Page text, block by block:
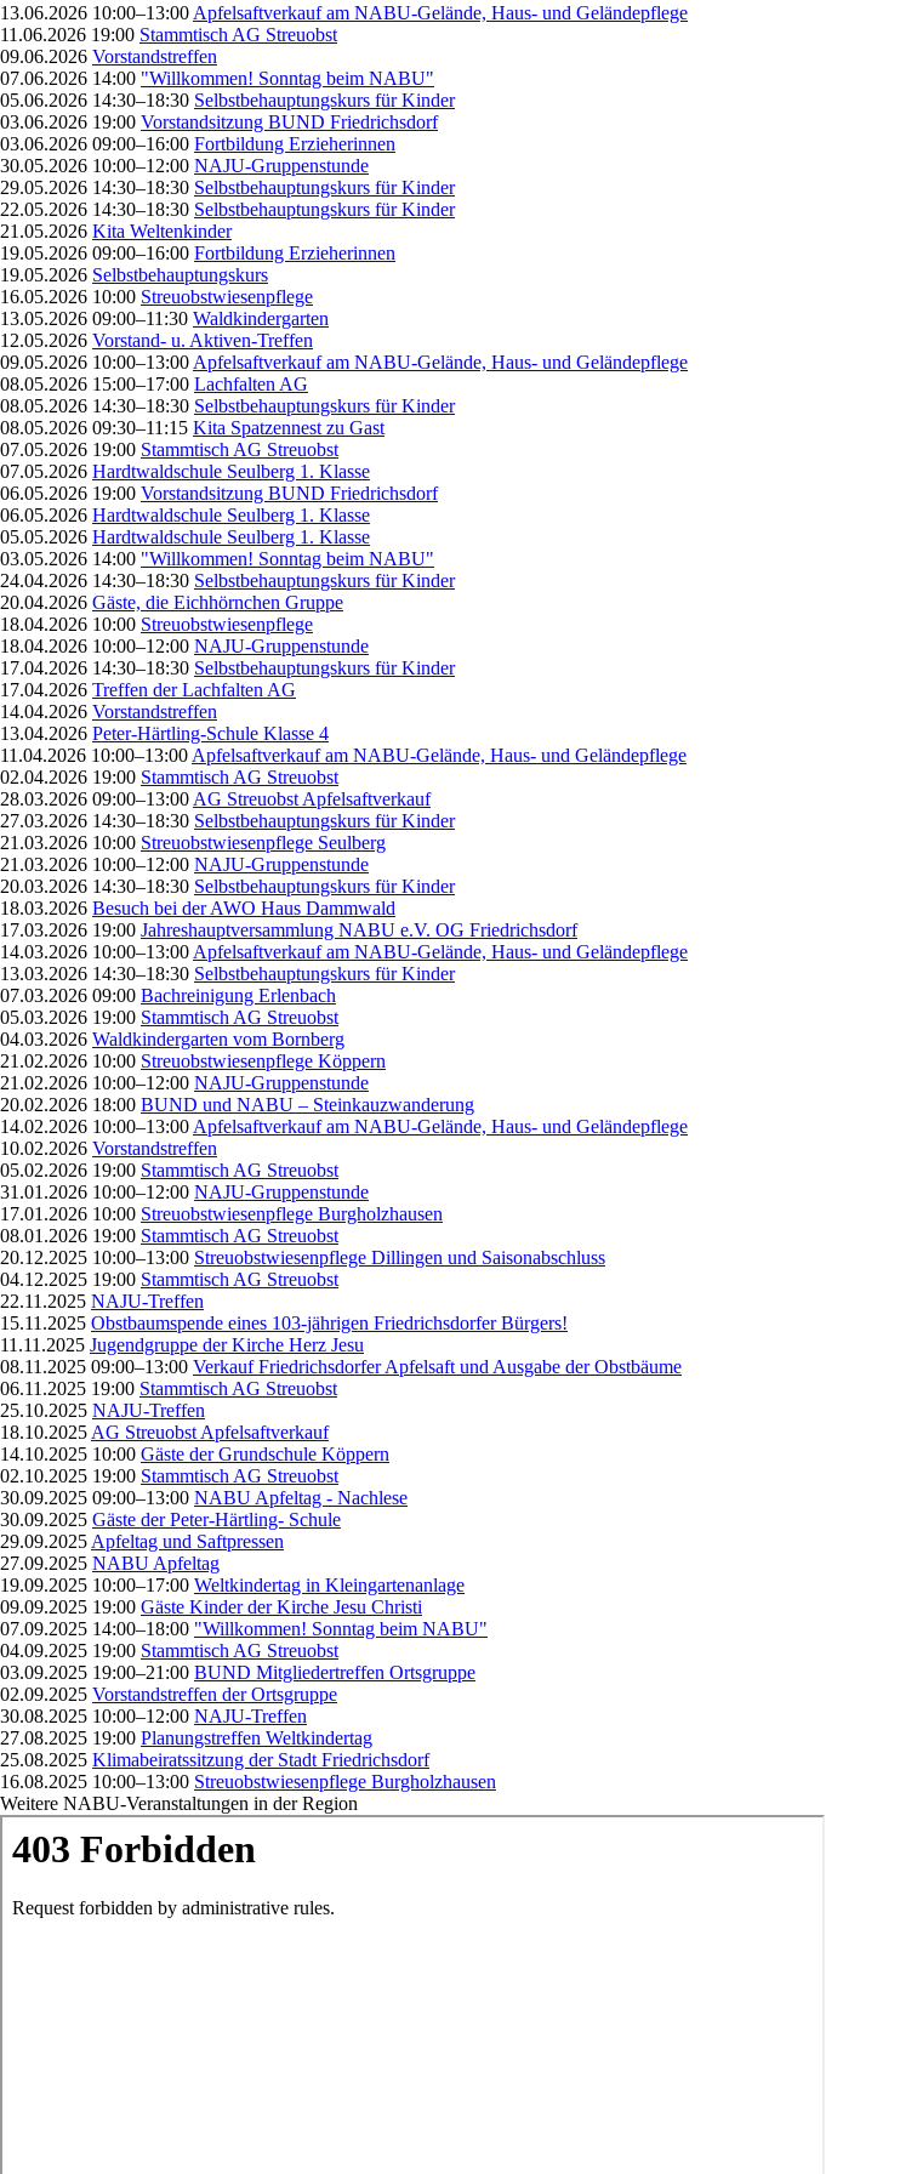
13.06.2026 10:00–13:00 Apfelsaftverkauf am NABU-Gelände, Haus- und Geländepflege
11.06.2026 19:00 Stammtisch AG Streuobst
09.06.2026 Vorstandstreffen
07.06.2026 14:00 "Willkommen! Sonntag beim NABU"
05.06.2026 14:30–18:30 Selbstbehauptungskurs für Kinder
03.06.2026 19:00 Vorstandsitzung BUND Friedrichsdorf
03.06.2026 09:00–16:00 Fortbildung Erzieherinnen
30.05.2026 10:00–12:00 NAJU-Gruppenstunde
29.05.2026 14:30–18:30 Selbstbehauptungskurs für Kinder
22.05.2026 14:30–18:30 Selbstbehauptungskurs für Kinder
21.05.2026 Kita Weltenkinder
19.05.2026 09:00–16:00 Fortbildung Erzieherinnen
19.05.2026 Selbstbehauptungskurs
16.05.2026 10:00 Streuobstwiesenpflege
13.05.2026 09:00–11:30 Waldkindergarten
12.05.2026 Vorstand- u. Aktiven-Treffen
09.05.2026 10:00–13:00 Apfelsaftverkauf am NABU-Gelände, Haus- und Geländepflege
08.05.2026 15:00–17:00 Lachfalten AG
08.05.2026 14:30–18:30 Selbstbehauptungskurs für Kinder
08.05.2026 09:30–11:15 Kita Spatzennest zu Gast
07.05.2026 19:00 Stammtisch AG Streuobst
07.05.2026 Hardtwaldschule Seulberg 1. Klasse
06.05.2026 19:00 Vorstandsitzung BUND Friedrichsdorf
06.05.2026 Hardtwaldschule Seulberg 1. Klasse
05.05.2026 Hardtwaldschule Seulberg 1. Klasse
03.05.2026 14:00 "Willkommen! Sonntag beim NABU"
24.04.2026 14:30–18:30 Selbstbehauptungskurs für Kinder
20.04.2026 Gäste, die Eichhörnchen Gruppe
18.04.2026 10:00 Streuobstwiesenpflege
18.04.2026 10:00–12:00 NAJU-Gruppenstunde
17.04.2026 14:30–18:30 Selbstbehauptungskurs für Kinder
17.04.2026 Treffen der Lachfalten AG
14.04.2026 Vorstandstreffen
13.04.2026 Peter-Härtling-Schule Klasse 4
11.04.2026 10:00–13:00 Apfelsaftverkauf am NABU-Gelände, Haus- und Geländepflege
02.04.2026 19:00 Stammtisch AG Streuobst
28.03.2026 09:00–13:00 AG Streuobst Apfelsaftverkauf
27.03.2026 14:30–18:30 Selbstbehauptungskurs für Kinder
21.03.2026 10:00 Streuobstwiesenpflege Seulberg
21.03.2026 10:00–12:00 NAJU-Gruppenstunde
20.03.2026 14:30–18:30 Selbstbehauptungskurs für Kinder
18.03.2026 Besuch bei der AWO Haus Dammwald
17.03.2026 19:00 Jahreshauptversammlung NABU e.V. OG Friedrichsdorf
14.03.2026 10:00–13:00 Apfelsaftverkauf am NABU-Gelände, Haus- und Geländepflege
13.03.2026 14:30–18:30 Selbstbehauptungskurs für Kinder
07.03.2026 09:00 Bachreinigung Erlenbach
05.03.2026 19:00 Stammtisch AG Streuobst
04.03.2026 Waldkindergarten vom Bornberg
21.02.2026 10:00 Streuobstwiesenpflege Köppern
21.02.2026 10:00–12:00 NAJU-Gruppenstunde
20.02.2026 18:00 BUND und NABU – Steinkauzwanderung
14.02.2026 10:00–13:00 Apfelsaftverkauf am NABU-Gelände, Haus- und Geländepflege
10.02.2026 Vorstandstreffen
05.02.2026 19:00 Stammtisch AG Streuobst
31.01.2026 10:00–12:00 NAJU-Gruppenstunde
17.01.2026 10:00 Streuobstwiesenpflege Burgholzhausen
08.01.2026 19:00 Stammtisch AG Streuobst
20.12.2025 10:00–13:00 Streuobstwiesenpflege Dillingen und Saisonabschluss
04.12.2025 19:00 Stammtisch AG Streuobst
22.11.2025 NAJU-Treffen
15.11.2025 Obstbaumspende eines 103-jährigen Friedrichsdorfer Bürgers!
11.11.2025 Jugendgruppe der Kirche Herz Jesu
08.11.2025 09:00–13:00 Verkauf Friedrichsdorfer Apfelsaft und Ausgabe der Obstbäume
06.11.2025 19:00 Stammtisch AG Streuobst
25.10.2025 NAJU-Treffen
18.10.2025 AG Streuobst Apfelsaftverkauf
14.10.2025 10:00 Gäste der Grundschule Köppern
02.10.2025 19:00 Stammtisch AG Streuobst
30.09.2025 09:00–13:00 NABU Apfeltag - Nachlese
30.09.2025 Gäste der Peter-Härtling- Schule
29.09.2025 Apfeltag und Saftpressen
27.09.2025 NABU Apfeltag
19.09.2025 10:00–17:00 Weltkindertag in Kleingartenanlage
09.09.2025 19:00 Gäste Kinder der Kirche Jesu Christi
07.09.2025 14:00–18:00 "Willkommen! Sonntag beim NABU"
04.09.2025 19:00 Stammtisch AG Streuobst
03.09.2025 19:00–21:00 BUND Mitgliedertreffen Ortsgruppe
02.09.2025 Vorstandstreffen der Ortsgruppe
30.08.2025 10:00–12:00 NAJU-Treffen
27.08.2025 19:00 Planungstreffen Weltkindertag
25.08.2025 Klimabeiratssitzung der Stadt Friedrichsdorf
16.08.2025 10:00–13:00 Streuobstwiesenpflege Burgholzhausen
Weitere NABU-Veranstaltungen in der Region